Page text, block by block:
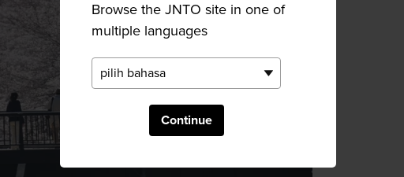
Browse the JNTO site in one of
multiple languages
Continue